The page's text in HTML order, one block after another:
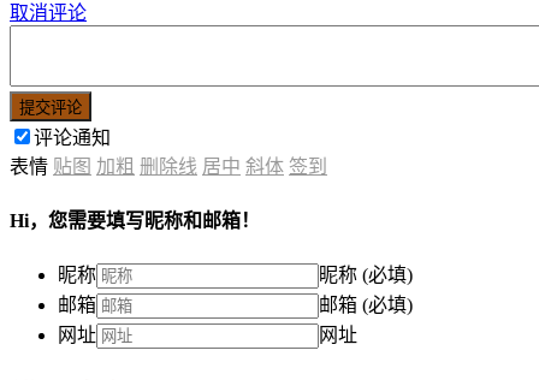
取消评论
提交评论
评论通知
表情 贴图 加粗 删除线 居中 斜体 签到
Hi，您需要填写昵称和邮箱！
昵称
昵称 (必填)
邮箱
邮箱 (必填)
网址
网址